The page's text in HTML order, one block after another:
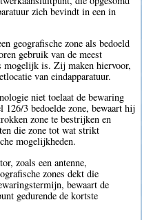
zich bevindt in een in
geografische zone als bedoeld
gebruik van de meest
mogelijk is. Zij maken hiervoor,
van eindapparatuur.
niet toelaat de bewaring
126/3 bedoelde zone, bewaart hij
zone te bestrijken en
die zone tot wat strikt
mogelijkheden.
zoals een antenne,
zones dekt die
bewaart de
gedurende de kortste